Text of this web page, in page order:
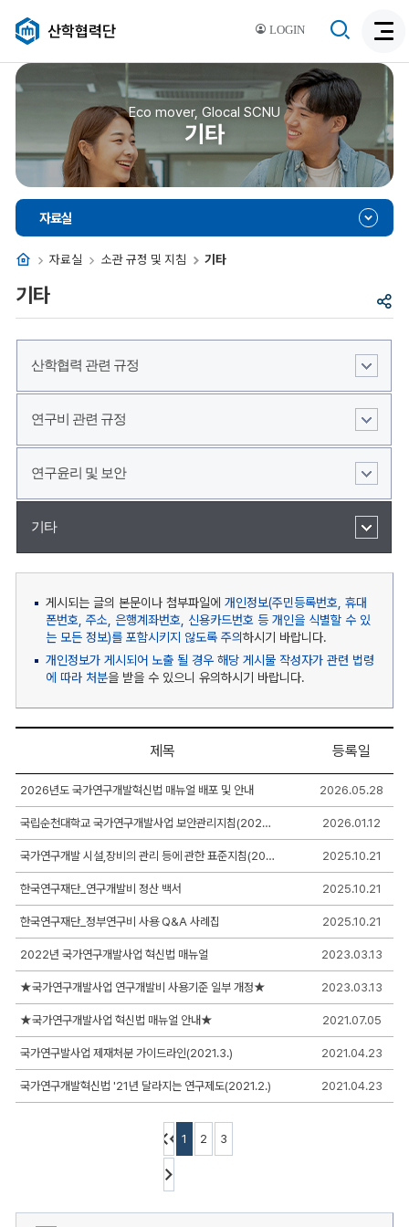
LOGIN
산학협력단
색
활
성
색
Eco mover, Glocal SCNU
기타
홈 자료실 소관 규정 및 지침 기타
자료실
공
기타
산학협력 관련 규정
연구비 관련 규정
연구윤리 및 보안
기타
게시되는 글의 본문이나 첨부파일에 개인정보(주민등록번호, 휴대
폰번호, 주소, 은행계좌번호, 신용카드번호 등 개인을 식별할 수 있
는 모든 정보)를 포함시키지 않도록 주의하시기 바랍니다.
개인정보가 게시되어 노출 될 경우 해당 게시물 작성자가 관련 법령
에 따라 처분을 받을 수 있으니 유의하시기 바랍니다.
가
R&amp;D
게
시
판
리
스
트
번
호,
제
목,
작
성
자,
일,
조
회,
첨
제목 등록일
2026년도 국가연구개발혁신법 매뉴얼 배포 및 안내 2026.05.28
국립순천대학교 국가연구개발사업 보안관리지침(2024.01.31.) 2026.01.12
국가연구개발 시설,장비의 관리 등에 관한 표준지침(2025.7.1.) 2025.10.21
한국연구재단_연구개발비 정산 백서 2025.10.21
한국연구재단_정부연구비 사용 Q&A 사례집 2025.10.21
2022년 국가연구개발사업 혁신법 매뉴얼 2023.03.13
★국가연구개발사업 연구개발비 사용기준 일부 개정★ 2023.03.13
★국가연구개발사업 혁신법 매뉴얼 안내★ 2021.07.05
국가연구발사업 제재처분 가이드라인(2021.3.) 2021.04.23
국가연구개발혁신법 '21년 달라지는 연구제도(2021.2.) 2021.04.23
1 2 3